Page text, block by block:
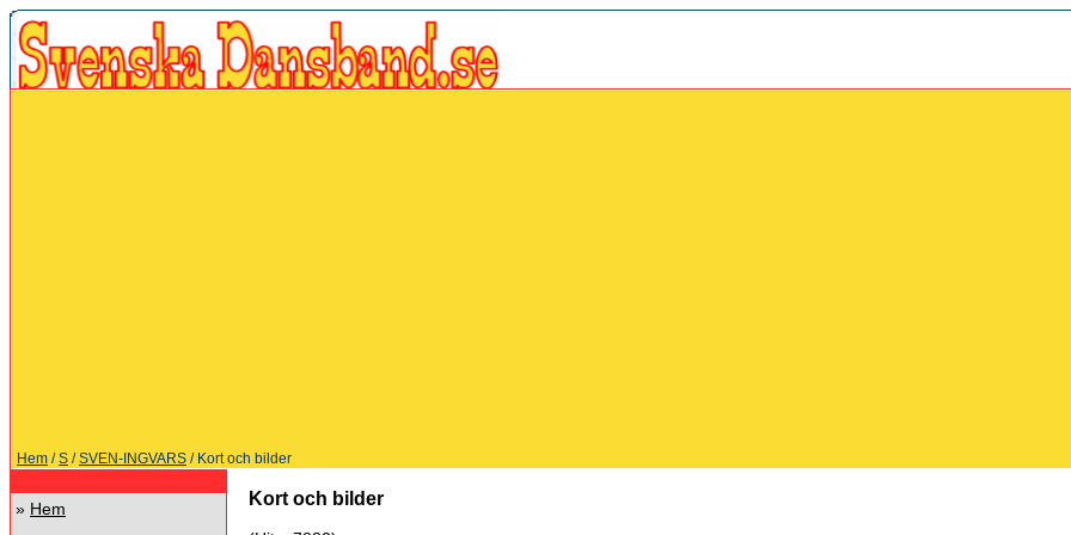
Hem /S /SVEN-INGVARS / Kort och bilder
» Hem Kort och bilder